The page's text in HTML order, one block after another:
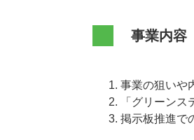
事業内容
事業の狙いや
「グリーンス
掲示板推進で